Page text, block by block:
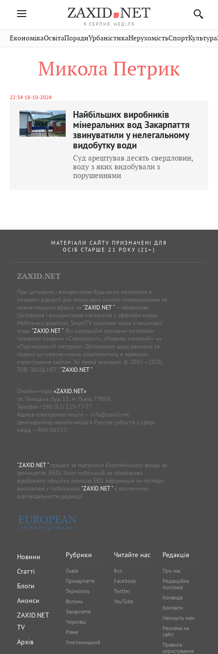
9 СЕРПНЯ, НЕДІЛЯ
Івано-
Франківськ
Волинь
Рівне
Чернівці
Стрий
Хмельницький
Публікації
Авто СловкоКультура
Кіно Дім СпортКраєзнавство
ЕкономікаОсвітаПорадиУрбаністикаНерухомістьСпортКультура
Микола Петрик
22:34 18-10-2024
Найбільших виробників
мінеральних вод Закарпаття
звинуватили у нелегальному
видобутку води
Суд арештував десять свердловин,
воду з яких видобували з
порушеннями
МАТЕРІАЛИ САЙТУ ПРИЗНАЧЕНІ ДЛЯ
ОСІБ СТАРШЕ 21 РОКУ (21+)
ZAXID.NET
При цитуванні і використанні будь-яких матеріалів в
Інтернеті відкриті для пошукових систем гіперпосилання не
нижче першого абзацу на "ZAXID.NET "— обов’язкові.
Цитування і використання матеріалів у оффлайн-медіа,
Мобільних додатках, SmartTV можливе лише з письмової
згоди "ZAXID.NET ". Всі комерційні рекламні матеріали
позначені словами «Спецпроєкт», «Новини компаній» чи
«Партнерський матеріал». Детальніше щодо реклами та
правил цитування можна ознайомитись в правилах
користування сайтом. Усі права захищені. © 2005—2026,
ТОВ “ЗАХІД.НЕТ”, "ZAXID.NET ".
Онлайн-медіа «ZAXID.NET»
пл. Галицька, буд. 15, м. Львів, 79008
Телефон +380 (32) 229-77-77
Адреса електронної пошти — info@zaxid.net
Ідентифікатор онлайн-медіа в Реєстрі суб'єктів у сфері
медіа — R40-06155
"ZAXID.NET "працює за підтримки Європейського фонду за
демократію (EED). Зміст публікацій не обов’язково
відображає офіційну позицію EED. Інформація чи погляди,
висловлені у публікаціях "ZAXID.NET "є виключною
відповідальністю редакції.
Новини
Статті
Блоги
Анонси
ZAXID.NET
TV
Архів
Рубрики
Львів
Прикарпаття
Тернопіль
Волинь
Закарпаття
Чернівці
Рівне
Хмельницький
Читайте нас
Rss
Facebook
Twitter
YouTube
Редакція
Про нас
Редакційна
політика
Команда
Контакти
Напишіть нам
Реклама на
сайті
Правила
користування